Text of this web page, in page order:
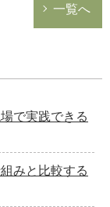
一覧へ
で実践できる
みと比較する